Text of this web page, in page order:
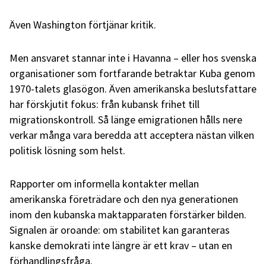
Även Washington förtjänar kritik.
Men ansvaret stannar inte i Havanna – eller hos svenska
organisationer som fortfarande betraktar Kuba genom
1970-talets glasögon. Även amerikanska beslutsfattare
har förskjutit fokus: från kubansk frihet till
migrationskontroll. Så länge emigrationen hålls nere
verkar många vara beredda att acceptera nästan vilken
politisk lösning som helst.
Rapporter om informella kontakter mellan
amerikanska företrädare och den nya generationen
inom den kubanska maktapparaten förstärker bilden.
Signalen är oroande: om stabilitet kan garanteras
kanske demokrati inte längre är ett krav – utan en
förhandlingsfråga.